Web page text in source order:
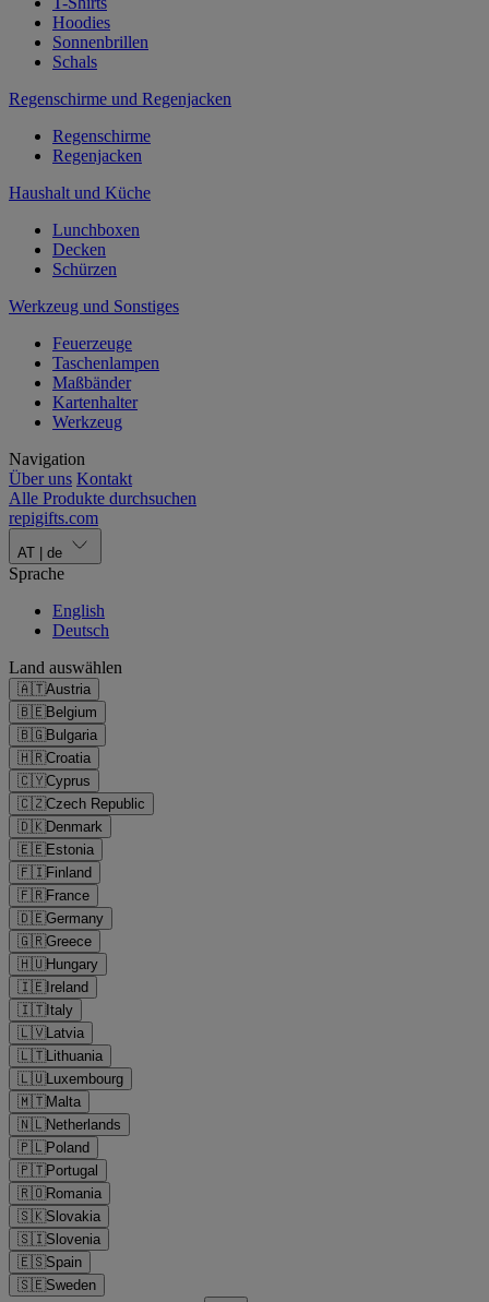
Hoodies
Sonnenbrillen
Schals
Regenschirme und Regenjacken
Regenschirme
Regenjacken
Haushalt und Küche
Lunchboxen
Decken
Schürzen
Werkzeug und Sonstiges
Feuerzeuge
Taschenlampen
Maßbänder
Kartenhalter
Werkzeug
Navigation
Über uns Kontakt
Alle Produkte durchsuchen
repigifts.com
AT de
Sprache
English
Deutsch
Land auswählen
🇦🇹Austria
🇧🇪Belgium
🇧🇬Bulgaria
🇭🇷Croatia
🇨🇾Cyprus
🇨🇿Czech Republic
🇩🇰Denmark
🇪🇪Estonia
🇫🇮Finland
🇫🇷France
🇩🇪Germany
🇬🇷Greece
🇭🇺Hungary
🇮🇪Ireland
🇮🇹Italy
🇱🇻Latvia
🇱🇹Lithuania
🇱🇺Luxembourg
🇲🇹Malta
🇳🇱Netherlands
🇵🇱Poland
🇵🇹Portugal
🇷🇴Romania
🇸🇰Slovakia
🇸🇮Slovenia
🇪🇸Spain
🇸🇪Sweden